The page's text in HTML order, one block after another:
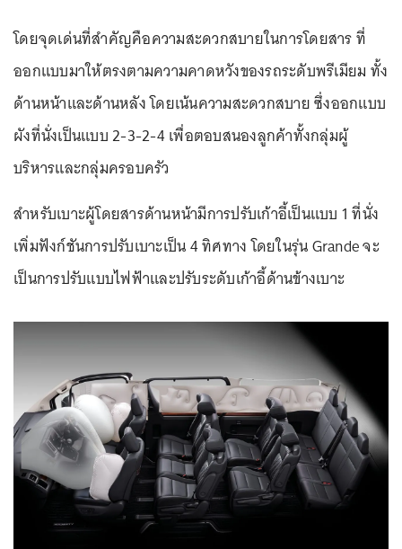
โดยจุดเด่นที่สำคัญคือความสะดวกสบายในการโดยสาร ที่
ออกแบบมาให้ตรงตามความคาดหวังของรถระดับพรีเมียม ทั้ง
ด้านหน้าและด้านหลัง โดยเน้นความสะดวกสบาย ซึ่งออกแบบ
ผังที่นั่งเป็นแบบ 2-3-2-4 เพื่อตอบสนองลูกค้าทั้งกลุ่มผู้
บริหารและกลุ่มครอบครัว
สำหรับเบาะผู้โดยสารด้านหน้ามีการปรับเก้าอี้เป็นแบบ 1 ที่นั่ง
เพิ่มฟังก์ชันการปรับเบาะเป็น 4 ทิศทาง โดยในรุ่น Grande จะ
เป็นการปรับแบบไฟฟ้าและปรับระดับเก้าอี้ด้านข้างเบาะ